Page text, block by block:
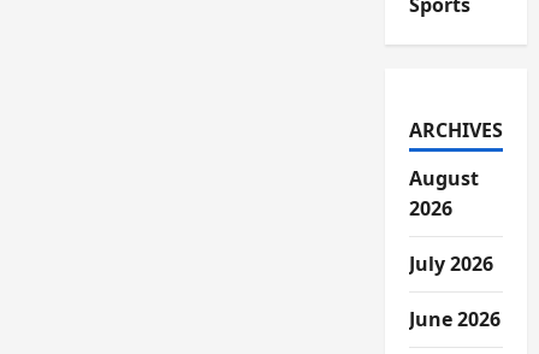
ARCHIVES
August
2026
July 2026
June 2026